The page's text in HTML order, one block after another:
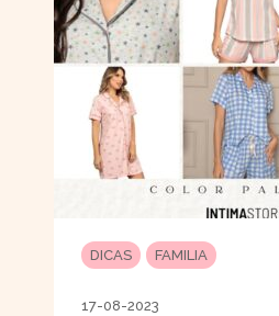
DICAS FAMILIA
17-08-2023